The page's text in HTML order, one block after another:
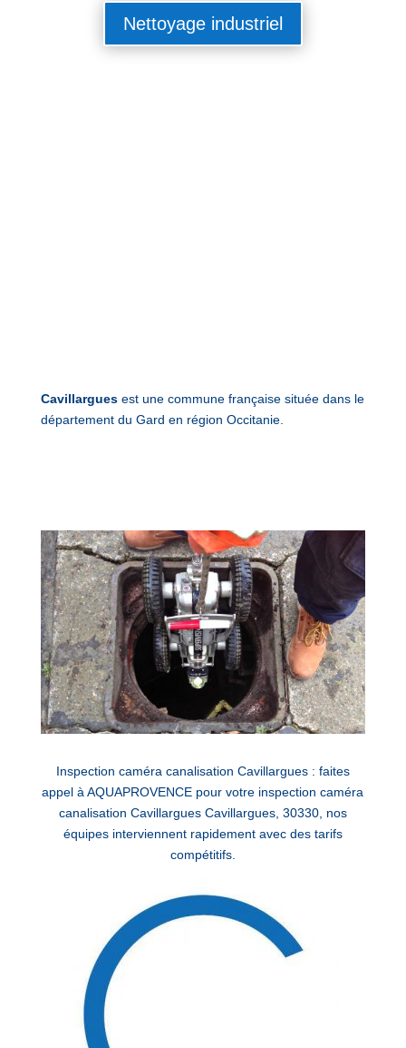
Nettoyage industriel
Cavillarguesest une commune française située dans le
département du Gard en région Occitanie.
Inspection caméra canalisation Cavillargues : faites
appel à AQUAPROVENCE pour votre inspection caméra
canalisation Cavillargues Cavillargues, 30330, nos
équipes interviennent rapidement avec des tarifs
compétitifs.